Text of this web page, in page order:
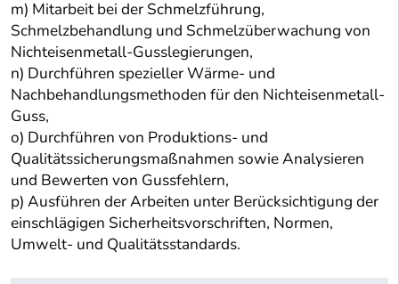
m) Mitarbeit bei der Schmelzführung,
Schmelzbehandlung und Schmelzüberwachung von
Nichteisenmetall-Gusslegierungen,
n) Durchführen spezieller Wärme- und
Nachbehandlungsmethoden für den Nichteisenmetall-
Guss,
o) Durchführen von Produktions- und
Qualitätssicherungsmaßnahmen sowie Analysieren
und Bewerten von Gussfehlern,
p) Ausführen der Arbeiten unter Berücksichtigung der
einschlägigen Sicherheitsvorschriften, Normen,
Umwelt- und Qualitätsstandards.